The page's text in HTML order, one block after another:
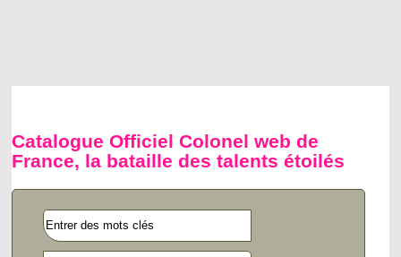
Catalogue Officiel Colonel web de
France, la bataille des talents étoilés